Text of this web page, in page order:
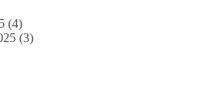
(4)
(3)